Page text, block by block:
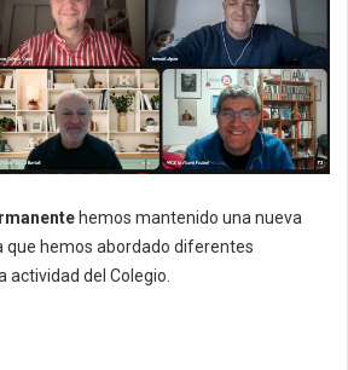
hemos mantenido una nueva
que hemos abordado diferentes
actividad del Colegio.